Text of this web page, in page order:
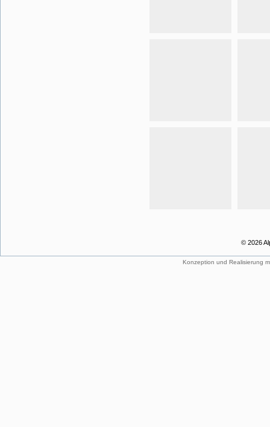
© 2026
Konzeption und Realisierung